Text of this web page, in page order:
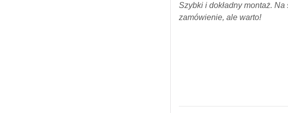
Szybki i dokładny montaż.
zamówienie, ale warto!